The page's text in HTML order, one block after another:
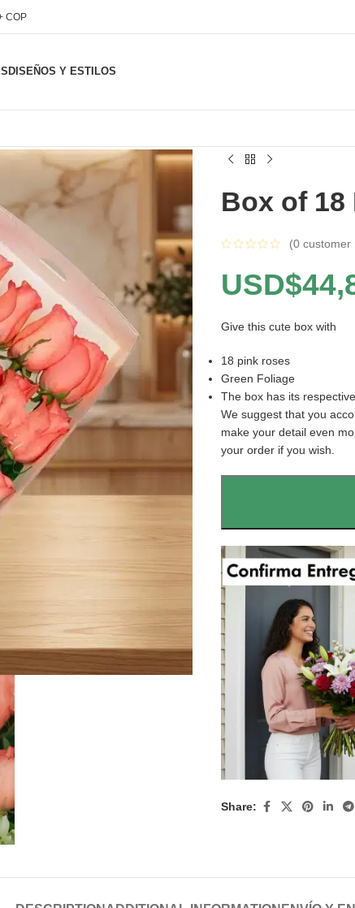
COP
DISEÑOS Y ESTILOS
Box of 18
(0 customer
USD$
Give this cute box with
18 pink roses
Green Foliage
The box has its
We suggest that you
make your detail even
your order if you wish.
Share: